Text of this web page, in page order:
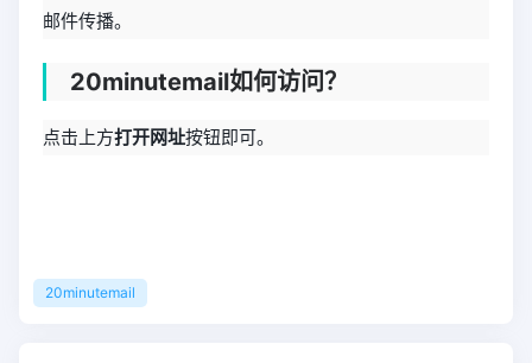
邮件传播。
20minutemail如何访问？
点击上方打开网址按钮即可。
20minutemail